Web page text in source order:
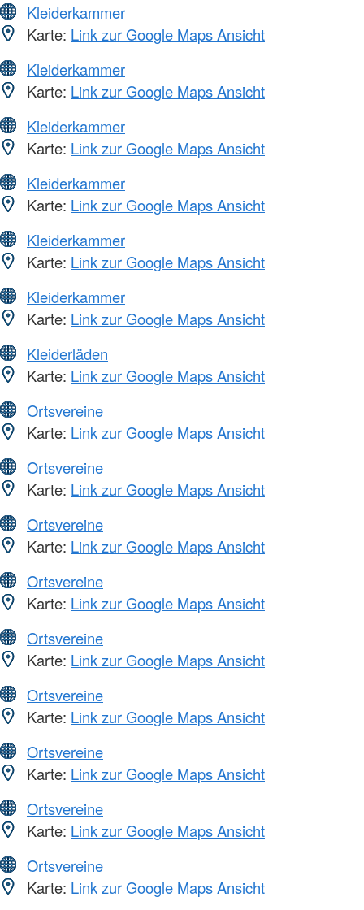
Kleiderkammer
Karte: Link zur Google Maps Ansicht
Kleiderkammer
Karte: Link zur Google Maps Ansicht
Kleiderkammer
Karte: Link zur Google Maps Ansicht
Kleiderkammer
Karte: Link zur Google Maps Ansicht
Kleiderkammer
Karte: Link zur Google Maps Ansicht
Kleiderkammer
Karte: Link zur Google Maps Ansicht
Kleiderläden
Karte: Link zur Google Maps Ansicht
Ortsvereine
Karte: Link zur Google Maps Ansicht
Ortsvereine
Karte: Link zur Google Maps Ansicht
Ortsvereine
Karte: Link zur Google Maps Ansicht
Ortsvereine
Karte: Link zur Google Maps Ansicht
Ortsvereine
Karte: Link zur Google Maps Ansicht
Ortsvereine
Karte: Link zur Google Maps Ansicht
Ortsvereine
Karte: Link zur Google Maps Ansicht
Ortsvereine
Karte: Link zur Google Maps Ansicht
Ortsvereine
Karte: Link zur Google Maps Ansicht